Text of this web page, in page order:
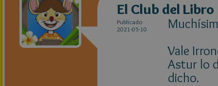
El Club del Libro
Publicado
2021-05-10
Vale
Astur lo
dicho.